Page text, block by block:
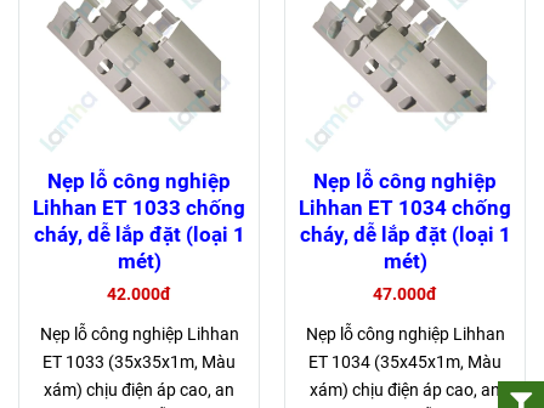
Nẹp lỗ công nghiệp
Lihhan ET 1033 chống
cháy, dễ lắp đặt (loại 1
mét)
42.000đ
Nẹp lỗ công nghiệp Lihhan
ET 1033 (35x35x1m, Màu
xám) chịu điện áp cao, an
Nẹp lỗ công nghiệp
Lihhan ET 1034 chống
cháy, dễ lắp đặt (loại 1
mét)
47.000đ
Nẹp lỗ công nghiệp Lihhan
ET 1034 (35x45x1m, Màu
xám) chịu điện áp cao, an